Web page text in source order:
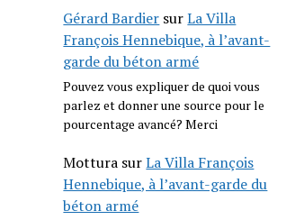
Gérard Bardier surLa Villa
François Hennebique, à l’avant-
garde du béton armé
Pouvez vous expliquer de quoi vous
parlez et donner une source pour le
pourcentage avancé? Merci
Mottura surLa Villa François
Hennebique, à l’avant-garde du
béton armé